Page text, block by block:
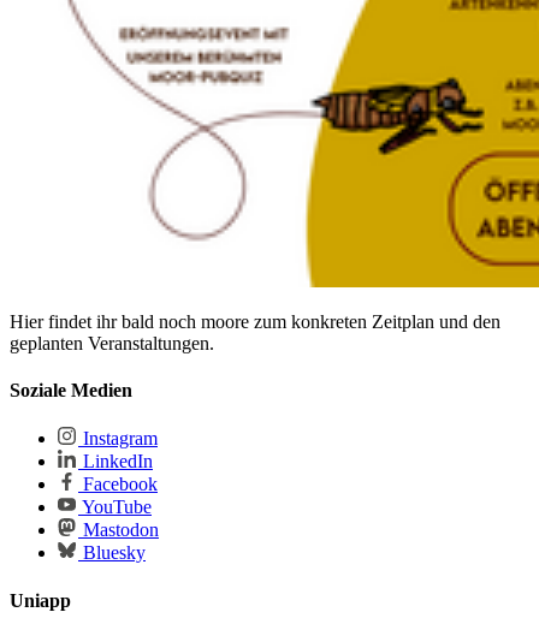
Hier findet ihr bald noch moore zum konkreten Zeitplan und den
geplanten Veranstaltungen.
Soziale Medien
Instagram
LinkedIn
Facebook
YouTube
Mastodon
Bluesky
Uniapp